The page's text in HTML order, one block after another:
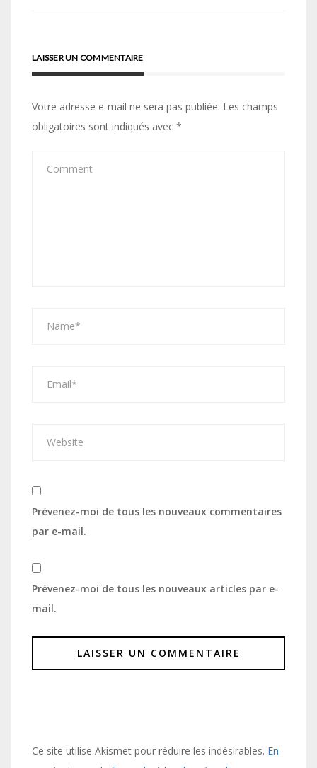
LAISSER UN COMMENTAIRE
Votre adresse e-mail ne sera pas publiée. Les champs
obligatoires sont indiqués avec *
Prévenez-moi de tous les nouveaux commentaires
par e-mail.
Prévenez-moi de tous les nouveaux articles par e-
mail.
Ce site utilise Akismet pour réduire les indésirables. En